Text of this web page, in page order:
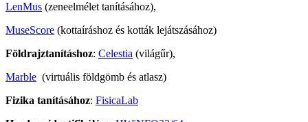
LenMus (zeneelmélet tanításához),
MuseScore (kottaíráshoz és kották lejátszásához)
Földrajztanításhoz: Celestia (világűr),
Marble (virtuális földgömb és atlasz)
Fizika tanításához: FisicaLab